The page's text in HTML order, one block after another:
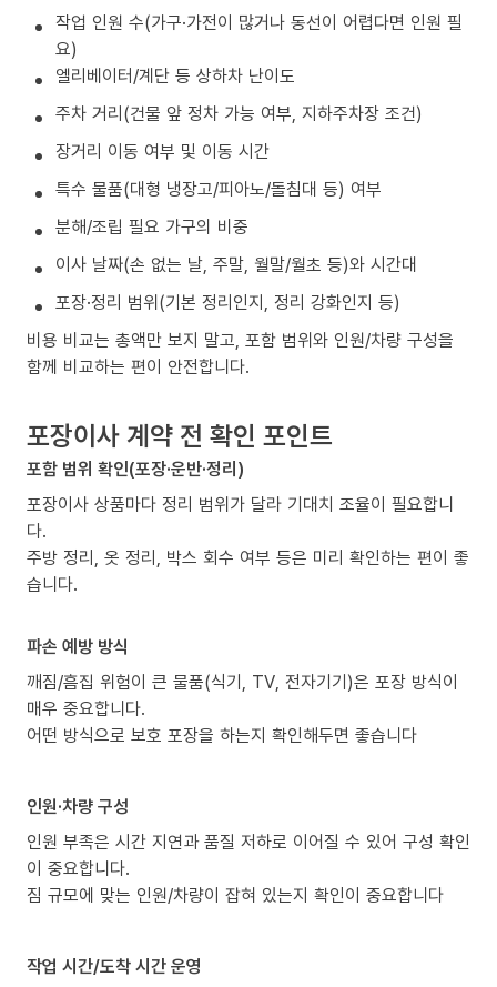
작업 인원 수(가구·가전이 많거나 동선이 어렵다면 인원 필
요)
엘리베이터/계단 등 상하차 난이도
주차 거리(건물 앞 정차 가능 여부, 지하주차장 조건)
장거리 이동 여부 및 이동 시간
특수 물품(대형 냉장고/피아노/돌침대 등) 여부
분해/조립 필요 가구의 비중
이사 날짜(손 없는 날, 주말, 월말/월초 등)와 시간대
포장·정리 범위(기본 정리인지, 정리 강화인지 등)
비용 비교는 총액만 보지 말고, 포함 범위와 인원/차량 구성을
함께 비교하는 편이 안전합니다.
포장이사 계약 전 확인 포인트
포함 범위 확인(포장·운반·정리)
포장이사 상품마다 정리 범위가 달라 기대치 조율이 필요합니
다.
주방 정리, 옷 정리, 박스 회수 여부 등은 미리 확인하는 편이 좋
습니다.
파손 예방 방식
깨짐/흠집 위험이 큰 물품(식기, TV, 전자기기)은 포장 방식이
매우 중요합니다.
어떤 방식으로 보호 포장을 하는지 확인해두면 좋습니다
인원·차량 구성
인원 부족은 시간 지연과 품질 저하로 이어질 수 있어 구성 확인
이 중요합니다.
짐 규모에 맞는 인원/차량이 잡혀 있는지 확인이 중요합니다
작업 시간/도착 시간 운영